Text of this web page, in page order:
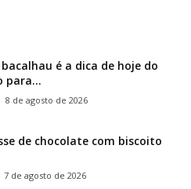
é a dica de hoje do
para...
8 de agosto de 2026
de chocolate com biscoito
7 de agosto de 2026